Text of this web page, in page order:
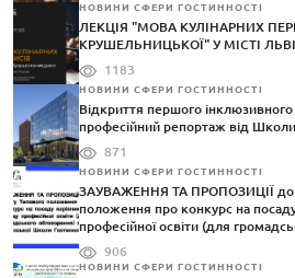
НОВИНИ СФЕРИ ГОСТИННОСТІ
ЛЕКЦІЯ "МОВА КУЛІНАРНИХ
КРУШЕЛЬНИЦЬКОЇ" У МІСТІ
1183
НОВИНИ СФЕРИ ГОСТИННОСТІ
Відкриття першого
професійний репортаж від Школи
871
НОВИНИ СФЕРИ ГОСТИННОСТІ
ЗАУВАЖЕННЯ ТА ПРОПОЗИЦІЇ до
положення про конкурс на
професійної освіти (для
906
НОВИНИ СФЕРИ ГОСТИННОСТІ